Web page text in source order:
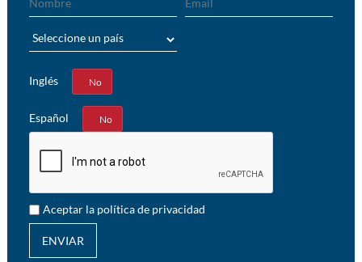
Inglés
Sí No
Español
Sí No
Aceptar la política de privacidad
ENVIAR